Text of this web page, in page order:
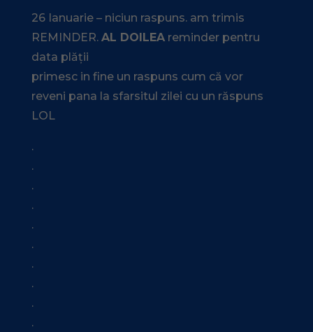
26 Ianuarie – niciun raspuns. am trimis
REMINDER. AL DOILEAreminder pentru
data plății
primesc in fine un raspuns cum că vor
reveni pana la sfarsitul zilei cu un răspuns
LOL
.
.
.
.
.
.
.
.
.
.